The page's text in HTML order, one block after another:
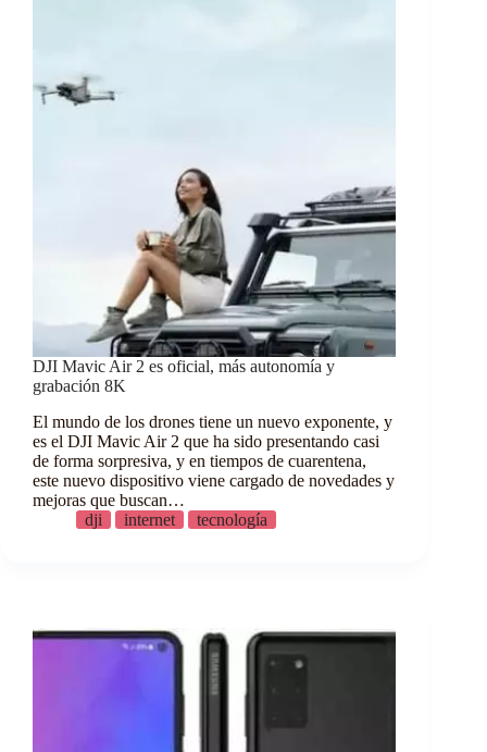
DJI Mavic Air 2 es oficial, más autonomía y
grabación 8K
El mundo de los drones tiene un nuevo exponente, y
es el DJI Mavic Air 2 que ha sido presentando casi
de forma sorpresiva, y en tiempos de cuarentena,
este nuevo dispositivo viene cargado de novedades y
mejoras que buscan…
dji
internet tecnología